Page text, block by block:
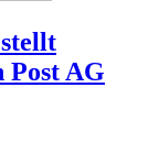
Post AG